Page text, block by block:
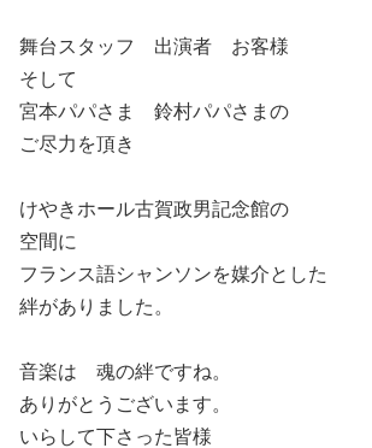
舞台スタッフ 出演者 お客様
そして
宮本パパさま 鈴村パパさまの
ご尽力を頂き
けやきホール古賀政男記念館の
空間に
フランス語シャンソンを媒介とした
絆がありました。
音楽は 魂の絆ですね。
ありがとうございます。
いらして下さった皆様